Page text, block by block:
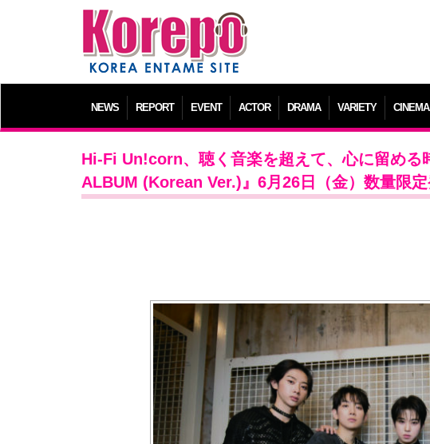
NEWS REPORT EVENT ACTOR DRAMA VARIETY CINEMA
Hi-Fi Un!corn、聴く音楽を超えて、心に留め
ALBUM (Korean Ver.)』6月26日（金）数量限定